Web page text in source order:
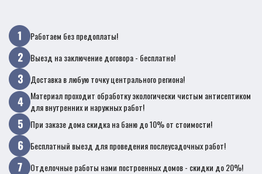
Работаем без предоплаты!
Выезд на заключение договора - бесплатно!
Доставка в любую точку центрального региона!
Материал проходит обработку экологически чистым антисептиком
для внутренних и наружных работ!
При заказе дома скидка на баню до 10% от стоимости!
Бесплатный выезд для проведения послеусадочных работ!
Отделочные работы нами построенных домов - скидки до 20%!